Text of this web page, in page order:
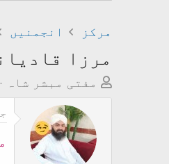
مرکز انجمنیں
مرزا
T
e
a
مفتی مبشر شاہ